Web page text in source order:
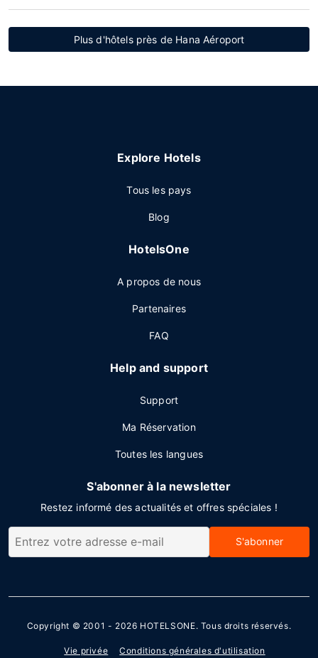
Plus d'hôtels près de Hana Aéroport
Explore Hotels
Tous les pays
Blog
HotelsOne
A propos de nous
Partenaires
FAQ
Help and support
Support
Ma Réservation
Toutes les langues
S'abonner à la newsletter
Restez informé des actualités et offres spéciales !
S'abonner
Copyright © 2001 - 2026 HOTELSONE. Tous droits réservés.
Vie privée Conditions générales d'utilisation